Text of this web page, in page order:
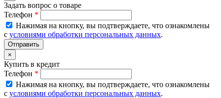
Задать вопрос о товаре
Телефон *
Нажимая на кнопку, вы подтверждаете, что ознакомлены
с условиями обработки персональных данных.
×
Купить в кредит
Телефон *
Нажимая на кнопку, вы подтверждаете, что ознакомлены
с условиями обработки персональных данных.